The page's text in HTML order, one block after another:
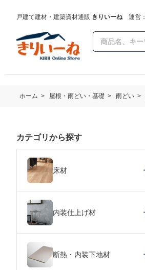
戸建て建材・建築資材通販 きりいーね運営：
ホーム > 屋根・雨どい・基礎 > 雨どい >
カテゴリから探す
床材
内装仕上げ材
断熱・内装下地材